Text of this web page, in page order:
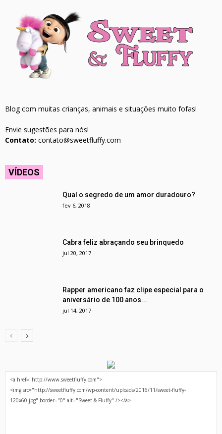
Blog com muitas crianças, animais e situações muito fofas!
Envie sugestões para nós!
Contato: contato@sweetfluffy.com
VÍDEOS
Qual o segredo de um amor duradouro?
fev 6, 2018
Cabra feliz abraçando seu brinquedo
jul 20, 2017
Rapper americano faz clipe especial para o
aniversário de 100 anos...
jul 14, 2017